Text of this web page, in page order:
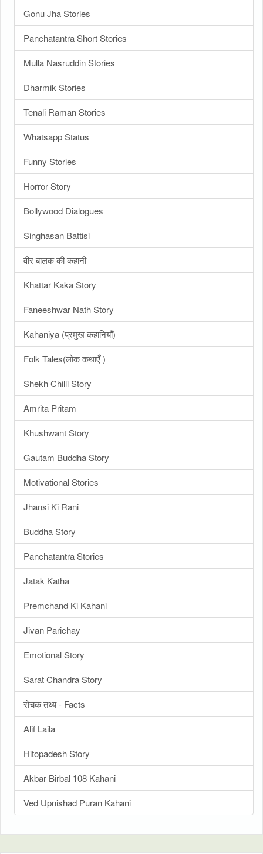
Gonu Jha Stories
Panchatantra Short Stories
Mulla Nasruddin Stories
Dharmik Stories
Tenali Raman Stories
Whatsapp Status
Funny Stories
Horror Story
Bollywood Dialogues
Singhasan Battisi
वीर बालक की कहानी
Khattar Kaka Story
Faneeshwar Nath Story
Kahaniya (प्रमुख कहानियाँ)
Folk Tales(लोक कथाएँ )
Shekh Chilli Story
Amrita Pritam
Khushwant Story
Gautam Buddha Story
Motivational Stories
Jhansi Ki Rani
Buddha Story
Panchatantra Stories
Jatak Katha
Premchand Ki Kahani
Jivan Parichay
Emotional Story
Sarat Chandra Story
रोचक तथ्य - Facts
Alif Laila
Hitopadesh Story
Akbar Birbal 108 Kahani
Ved Upnishad Puran Kahani